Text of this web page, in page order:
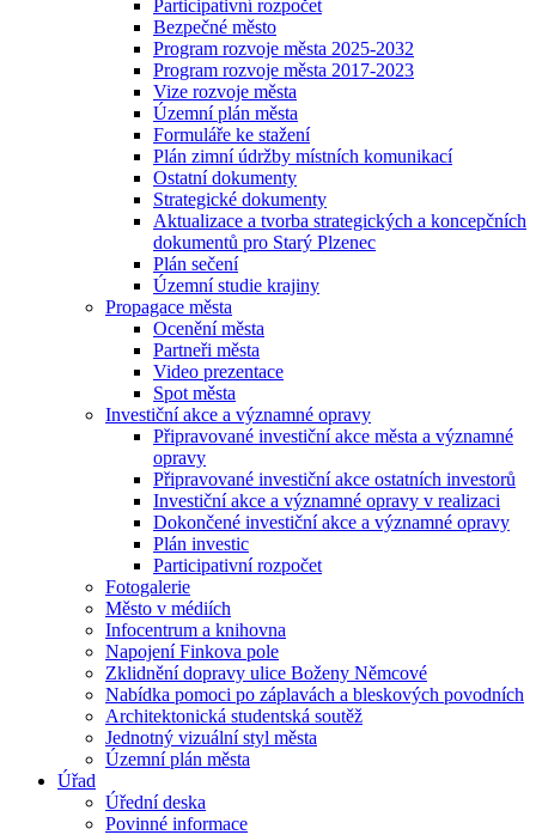
Participativní rozpočet
Bezpečné město
Program rozvoje města 2025-2032
Program rozvoje města 2017-2023
Vize rozvoje města
Územní plán města
Formuláře ke stažení
Plán zimní údržby místních komunikací
Ostatní dokumenty
Strategické dokumenty
Aktualizace a tvorba strategických a koncepčních
dokumentů pro Starý Plzenec
Plán sečení
Územní studie krajiny
Propagace města
Ocenění města
Partneři města
Video prezentace
Spot města
Investiční akce a významné opravy
Připravované investiční akce města a významné
opravy
Připravované investiční akce ostatních investorů
Investiční akce a významné opravy v realizaci
Dokončené investiční akce a významné opravy
Plán investic
Participativní rozpočet
Fotogalerie
Město v médiích
Infocentrum a knihovna
Napojení Finkova pole
Zklidnění dopravy ulice Boženy Němcové
Nabídka pomoci po záplavách a bleskových povodních
Architektonická studentská soutěž
Jednotný vizuální styl města
Územní plán města
Úřad
Úřední deska
Povinné informace